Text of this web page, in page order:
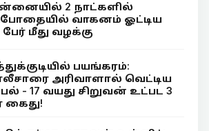
2 நாட்களில்
வாகனம் ஓட்டிய
பேர் மீது வழக்கு
பயங்கரம்:
அரிவாளால் வெட்டிய
- 17 வயது சிறுவன் உட்பட 3
கைது!